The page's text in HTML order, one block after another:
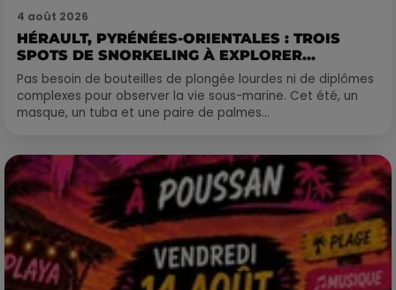
4 août 2026
HÉRAULT, PYRÉNÉES-ORIENTALES : TROIS
SPOTS DE SNORKELING À EXPLORER...
Pas besoin de bouteilles de plongée lourdes ni de diplômes
complexes pour observer la vie sous-marine. Cet été, un
masque, un tuba et une paire de palmes...